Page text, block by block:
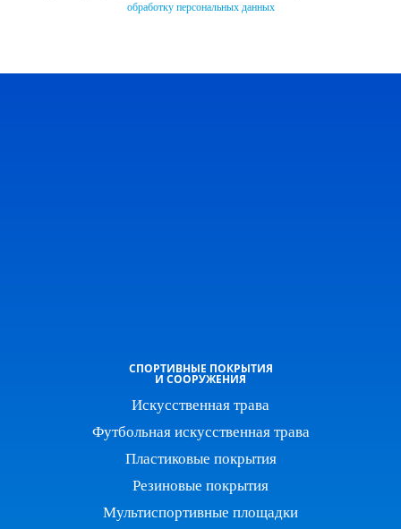
обработку персональных данных
СПОРТИВНЫЕ ПОКРЫТИЯ
И СООРУЖЕНИЯ
Искусственная трава
Футбольная искусственная трава
Пластиковые покрытия
Резиновые покрытия
Мультиспортивные площадки